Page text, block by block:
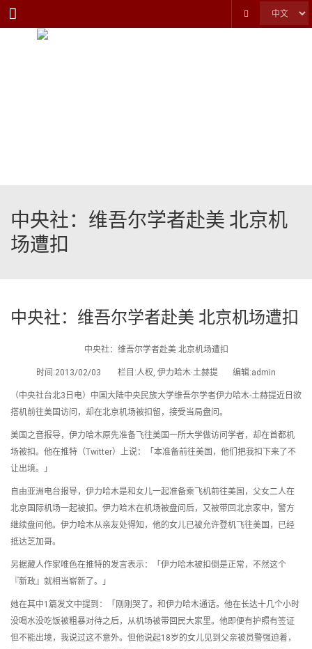
Menu
中央社：维吾尔学者赴美 北京机
场遭扣
中央社：维吾尔学者赴美 北京机场遭扣
中央社：维吾尔学者赴美 北京机场遭扣
时间:2013/02/03 栏目:人权, 伊力哈木·土赫提 编辑:admin
（中央社台北3日电）中国大陆中央民族大学维吾尔学者伊力哈木-土赫提近日欲
搭机前往美国访问，却在北京机场被扣留，接受当局盘问。
美国之音报导，伊力哈木原先准备飞往美国一所大学做访问学者，却在首都机
场被扣。他在推特（Twitter）上说：「本准备前往美国，他们把我扣下来了不
让出境。」
自由亚洲电台报导，伊力哈木是和女儿一起准备乘飞机前往美国，父女二人在
北京国际机场一起被扣。伊力哈木在机场被盘问后，又被带回北京家中，警方
继续盘问他。伊力哈木从亲友处得知，他的女儿已被允许登机飞往美国，已经
抵达芝加哥。
另据藏人作家唯色在推特的发言表示：「伊力哈木被扣倒是正常，不然这个
『新政』就相当崭新了。」
她在其中1篇发文中提到：「刚刚哭了。和伊力哈木通话。他在长达十几个小时
没喝水没吃饭被粗暴对待之后，从机场被带回民大家里。他即便有护照有签证
但不能出境，我说过这不意外。但他说起18岁的女儿见到父亲被员警强迫着，